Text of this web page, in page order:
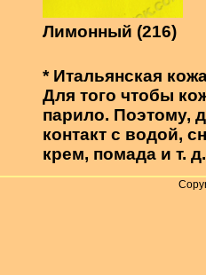
Лимонный (216)
* Итальянская
Для того чтобы
парило. Поэтому,
контакт с водой,
крем, помада и т.